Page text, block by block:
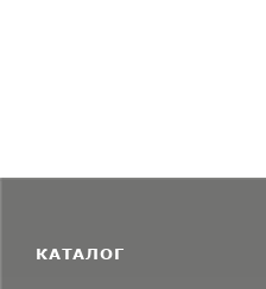
КАТАЛОГ